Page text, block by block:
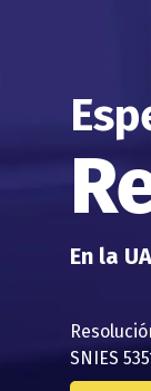
En la
SNIES